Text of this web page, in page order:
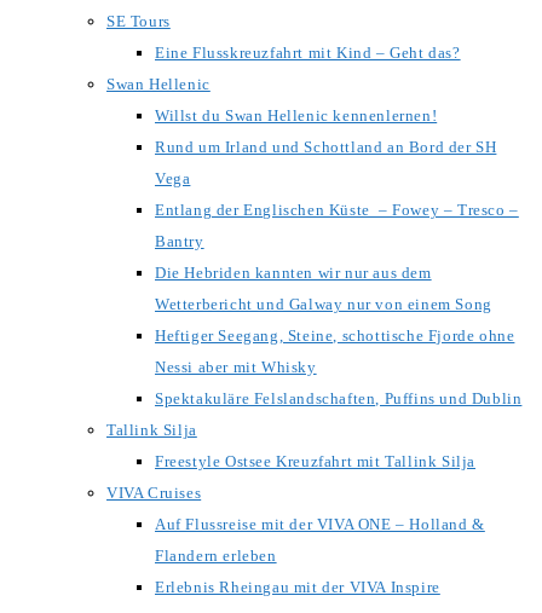
SE Tours
Eine Flusskreuzfahrt mit Kind – Geht das?
Swan Hellenic
Willst du Swan Hellenic kennenlernen!
Rund um Irland und Schottland an Bord der SH
Vega
Entlang der Englischen Küste – Fowey – Tresco –
Bantry
Die Hebriden kannten wir nur aus dem
Wetterbericht und Galway nur von einem Song
Heftiger Seegang, Steine, schottische Fjorde ohne
Nessi aber mit Whisky
Spektakuläre Felslandschaften, Puffins und Dublin
Tallink Silja
Freestyle Ostsee Kreuzfahrt mit Tallink Silja
VIVA Cruises
Auf Flussreise mit der VIVA ONE – Holland &
Flandern erleben
Erlebnis Rheingau mit der VIVA Inspire